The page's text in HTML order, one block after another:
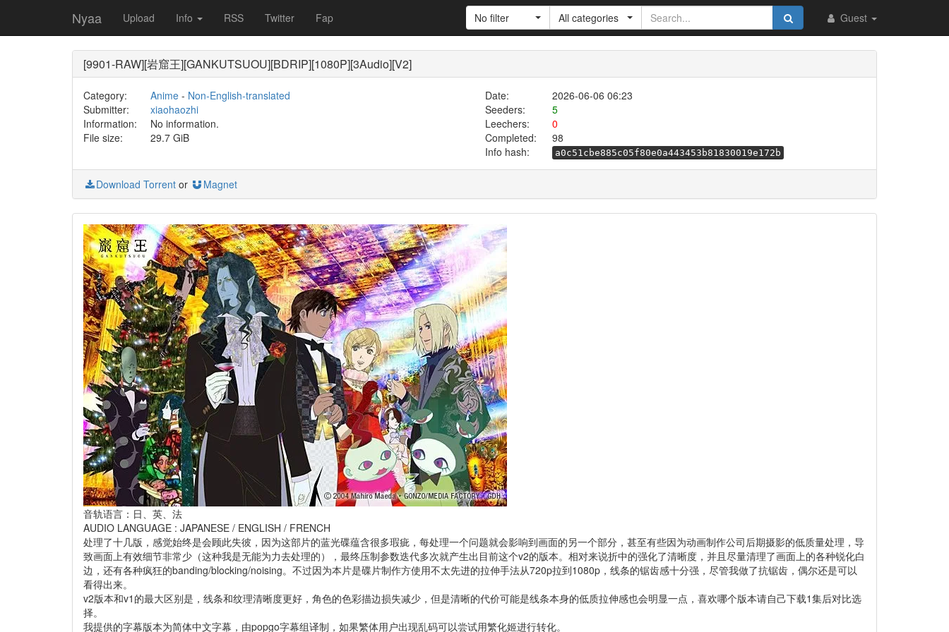
Nyaa Upload Info RSS Twitter Fap Guest
No filter All categories
[9901-RAW][岩窟王][GANKUTSUOU][BDRIP][1080P][3Audio][V2]
Category: Anime- Non-English-translated Date:
2026-06-06 06:23
Submitter:
xiaohaozhi Seeders:
5
Information:
No information. Leechers:
0
File size:
29.7 GiB Completed:
98
Info hash:
a0c51cbe885c05f80e0a443453b81830019e172b
Download Torrent or Magnet
音轨语言：日、英、法
AUDIO LANGUAGE : JAPANESE / ENGLISH / FRENCH
处理了十几版，感觉始终是会顾此失彼，因为这部片的蓝光碟蕴含很多瑕疵，每处理一个问题就会影响到画面的另一个部分，甚至有些因为动画制作公司后期摄影的低质量处理，导
致画面上有效细节非常少（这种我是无能为力去处理的），最终压制参数迭代多次就产生出目前这个v2的版本。相对来说折中的强化了清晰度，并且尽量清理了画面上的各种锐化白
边，还有各种疯狂的banding/blocking/noising。不过因为本片是碟片制作方使用不太先进的拉伸手法从720p拉到1080p，线条的锯齿感十分强，尽管我做了抗锯齿，偶尔还是可以
看得出来。
v2版本和v1的最大区别是，线条和纹理清晰度更好，角色的色彩描边损失减少，但是清晰的代价可能是线条本身的低质拉伸感也会明显一点，喜欢哪个版本请自己下载1集后对比选
择。
我提供的字幕版本为简体中文字幕，由popgo字幕组译制，如果繁体用户出现乱码可以尝试用繁化姬进行转化。